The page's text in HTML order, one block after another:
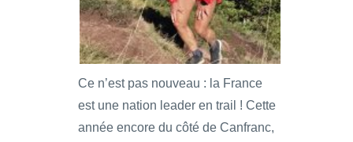
Ce n’est pas nouveau : la France
est une nation leader en trail ! Cette
année encore du côté de Canfranc,